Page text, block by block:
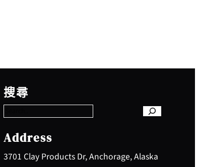
搜尋
e
a
c
h
Address
3701 Clay Products Dr, Anchorage, Alaska